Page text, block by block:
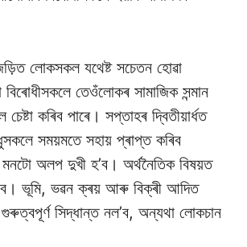
লোকসকল যথেষ্ট সচেতন হোৱা
তেওঁলোকৰ সামাজিক সন্মান
কৰিব পাৰে। সপ্তাহৰ দ্বিতীয়াৰ্ধত
সময়মতে সহায় প্ৰাপ্ত কৰিব
মনটো অলপ দুখী হ’ব। অৰ্থনৈতিক বিষয়ত
ভূমি, ভৱন ক্ৰয় আৰু বিক্ৰী আদিত
সিদ্ধান্ত নল’ব, অন্যথা লোকচান